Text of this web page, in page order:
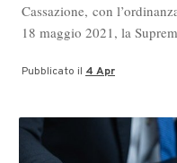
Cassazione, con
18 maggio 2021, la
Pubblicato il 4 Apr